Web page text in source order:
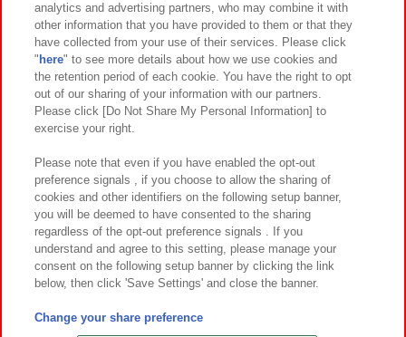
関連会社 サステナビリティ サイトポリシー
プライバシーポリシー ウェブアクセシビリティ方針と検証結果
お取引先さまとともに
カスタマーハラスメント対応方針 よくあるご質問・お問い合わせ
©Bandai Namco Amusement Inc.
©Bandai Namco Amusement Lab Inc.
analytics and advertising partners, who may combine it with
other information that you have provided to them or that they
have collected from your use of their services. Please click
" here" to see more details about how we use cookies and
the retention period of each cookie. You have the right to opt
out of our sharing of your information with our partners.
Please click [Do Not Share My Personal Information] to
exercise your right.
Please note that even if you have enabled the opt-out
preference signals , if you choose to allow the sharing of
cookies and other identifiers on the following setup banner,
you will be deemed to have consented to the sharing
regardless of the opt-out preference signals . If you
understand and agree to this setting, please manage your
consent on the following setup banner by clicking the link
below, then click 'Save Settings' and close the banner.
Change your share preference